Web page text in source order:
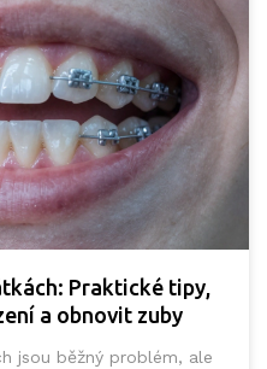
Praktické tipy,
a obnovit zuby
jsou běžný problém, ale